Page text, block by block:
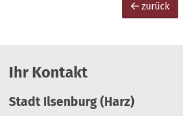
zurück
Ihr Kontakt
Stadt Ilsenburg (Harz)